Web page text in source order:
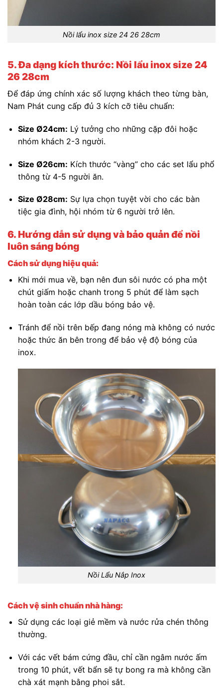
Nồi lẩu inox size 24 26 28cm
5. Đa dạng kích thước: Nồi lẩu inox size 24
26 28cm
Để đáp ứng chính xác số lượng khách theo từng bàn,
Nam Phát cung cấp đủ 3 kích cỡ tiêu chuẩn:
Size Ø24cm: Lý tưởng cho những cặp đôi hoặc
nhóm khách 2-3 người.
Size Ø26cm: Kích thước “vàng” cho các set lẩu phổ
thông từ 4-5 người ăn.
Size Ø28cm: Sự lựa chọn tuyệt vời cho các bàn
tiệc gia đình, hội nhóm từ 6 người trở lên.
6. Hướng dẫn sử dụng và bảo quản để nồi
luôn sáng bóng
Cách sử dụng hiệu quả:
Khi mới mua về, bạn nên đun sôi nước có pha một
chút giấm hoặc chanh trong 5 phút để làm sạch
hoàn toàn các lớp dầu bóng bảo vệ.
Tránh để nồi trên bếp đang nóng mà không có nước
hoặc thức ăn bên trong để bảo vệ độ bóng của
inox.
Nồi Lẩu Nắp Inox
Cách vệ sinh chuẩn nhà hàng:
Sử dụng các loại giẻ mềm và nước rửa chén thông
thường.
Với các vết bám cứng đầu, chỉ cần ngâm nước ấm
trong 10 phút, vết bẩn sẽ tự bong ra mà không cần
chà xát mạnh bằng phoi sắt.